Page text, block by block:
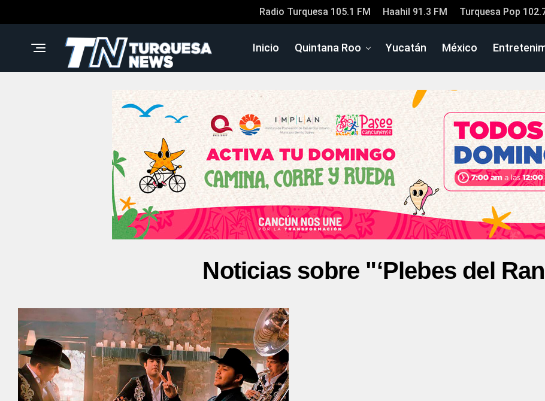
Radio Turquesa 105.1 FM Haahil 91.3 FM Turquesa Pop
Inicio Quintana Roo Yucatán México
Noticias sobre "‘Plebes del